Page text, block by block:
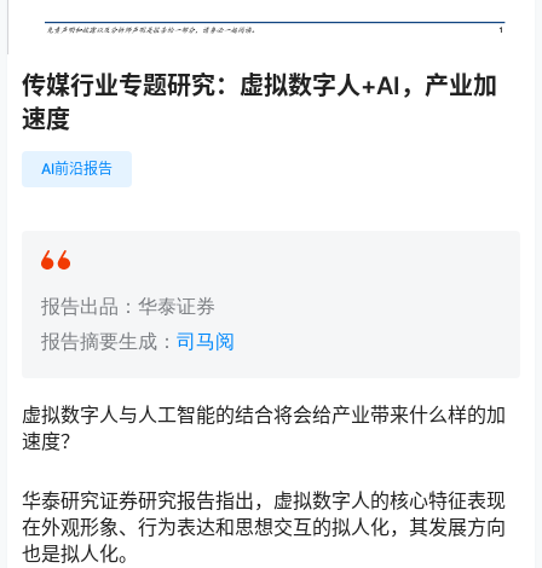
传媒行业专题研究：虚拟数字人+AI，产业加
速度
AI前沿报告
报告出品：华泰证券
报告摘要生成： 司马阅
虚拟数字人与人工智能的结合将会给产业带来什么样的加
速度？
华泰研究证券研究报告指出，虚拟数字人的核心特征表现
在外观形象、行为表达和思想交互的拟人化，其发展方向
也是拟人化。